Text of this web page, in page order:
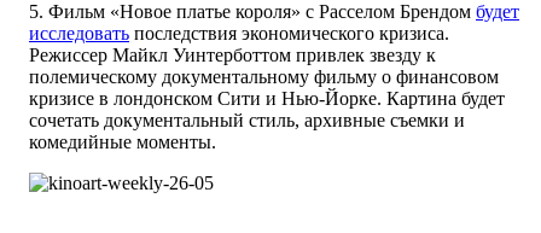
5. Фильм «Новое платье короля» с Расселом Брендом будет
исследовать последствия экономического кризиса.
Режиссер Майкл Уинтерботтом привлек звезду к
полемическому документальному фильму о финансовом
кризисе в лондонском Сити и Нью-Йорке. Картина будет
сочетать документальный стиль, архивные съемки и
комедийные моменты.